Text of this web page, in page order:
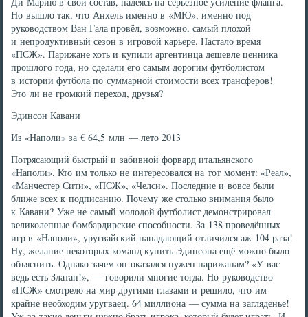
Но вышло так, что Анхель именно в «МЮ», именно под
руководством Ван Гала провёл, возможно, самый плохой
и непродуктивный сезон в игровой карьере. Настало время
«ПСЖ». Парижане хоть и купили аргентинца дешевле ценника
прошлого года, но сделали его самым дорогим футболистом
в истории футбола по суммарной стоимости всех трансферов!
Это ли не громкий переход, друзья?
Эдинсон Кавани
Из «Наполи» за € 64,5 млн — лето 2013
Потрясающий быстрый и забивной форвард итальянского
«Наполи». Кто им только не интересовался на тот момент: «Реал»,
«Манчестер Сити», «ПСЖ», «Челси». Последние и вовсе были
ближе всех к подписанию. Почему же столько внимания было
к Кавани? Уже не самый молодой футболист демонстрировал
великолепные бомбардирские способности. За 138 проведённых
игр в «Наполи», уругвайский нападающий отличился аж 104 раза!
Ну, желание некоторых команд купить Эдинсона ещё можно было
объяснить. Однако зачем он оказался нужен парижанам? «У вас
ведь есть Златан!», — говорили многие тогда. Но руководство
«ПСЖ» смотрело на мир другими глазами и решило, что им
крайне необходим уругваец. 64 миллиона — сумма на загляденье!